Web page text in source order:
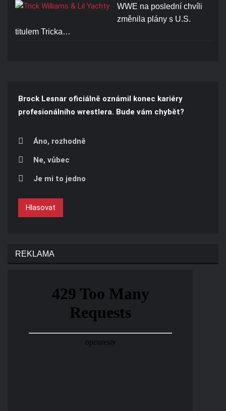
WWE na poslední chvíli
změnila plány s U.S.
titulem Tricka…
Brock Lesnar oficiálně oznámil konec kariéry
profesionálního wrestlera. Bude vám chybět?
Áno, rozhodně
Ne, vůbec
Je mi to jedno
Hlasovat
REKLAMA